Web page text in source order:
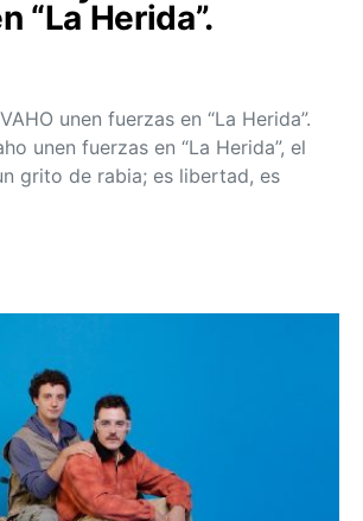
“La Herida”.
unen fuerzas en “La Herida”.
unen fuerzas en “La Herida”, el
grito de rabia; es libertad, es